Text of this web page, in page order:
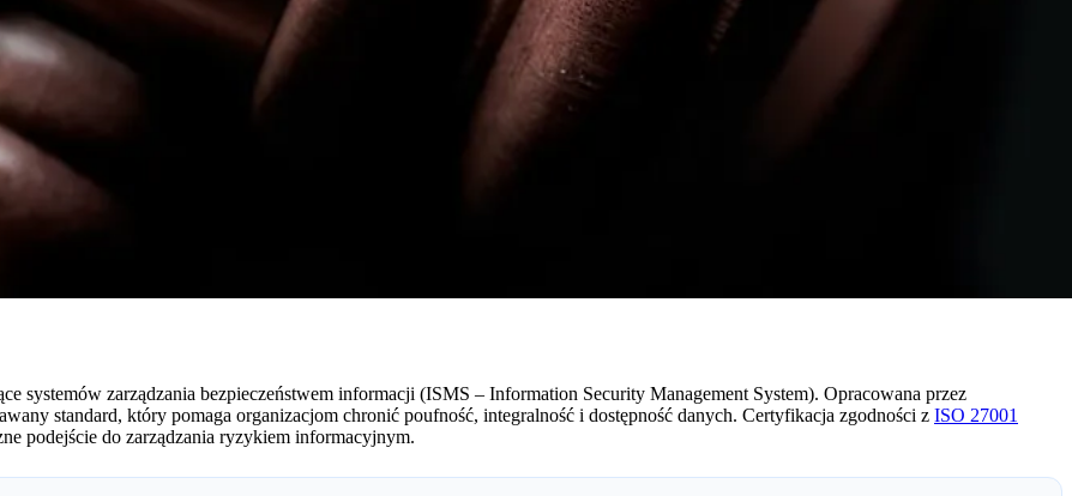
systemów zarządzania bezpieczeństwem informacji (ISMS – Information Security Management System). Opracowana przez
standard, który pomaga organizacjom chronić poufność, integralność i dostępność danych. Certyfikacja zgodności z ISO 27001
podejście do zarządzania ryzykiem informacyjnym.